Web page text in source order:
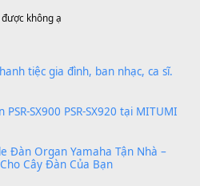
bo-du-lieu-sample-mitumi-cho-dan-
e xin với ạ
Bộ dữ liệu Sample MITUMI cho Đàn